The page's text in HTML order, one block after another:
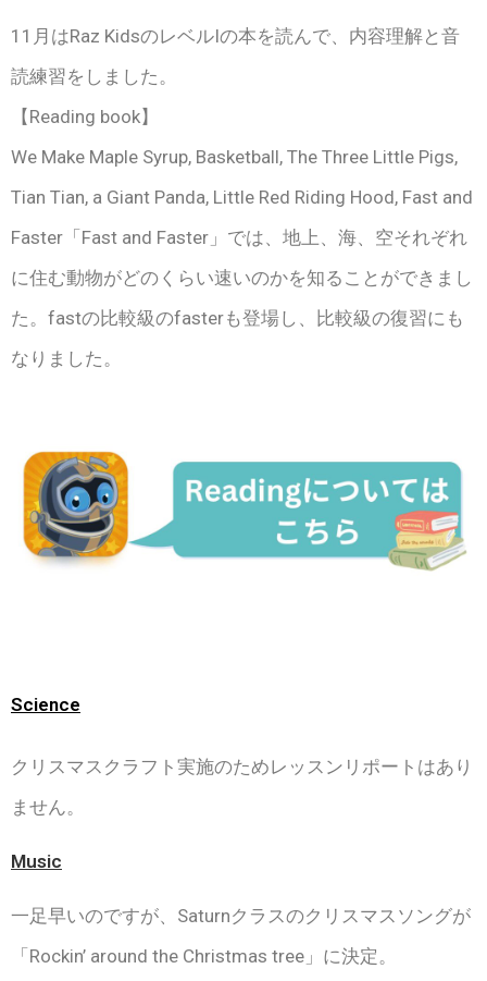
11月はRaz KidsのレベルIの本を読んで、内容理解と音
読練習をしました。
【Reading book】
We Make Maple Syrup, Basketball, The Three Little Pigs,
Tian Tian, a Giant Panda, Little Red Riding Hood, Fast and
Faster「Fast and Faster」では、地上、海、空それぞれ
に住む動物がどのくらい速いのかを知ることができまし
た。fastの比較級のfasterも登場し、比較級の復習にも
なりました。
Science
クリスマスクラフト実施のためレッスンリポートはあり
ません。
Music
一足早いのですが、Saturnクラスのクリスマスソングが
「Rockin’ around the Christmas tree 」に決定。